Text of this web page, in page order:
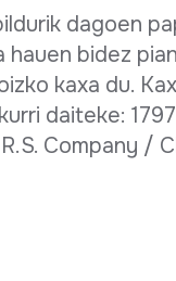
dagoen
bidez
kaxa du.
daiteke:
Company /